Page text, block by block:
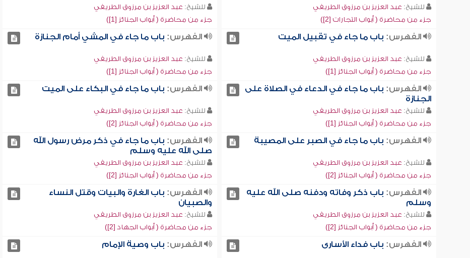
للشيخ: عبد العزيز بن مرزوق الطريفي
جزء من محاضرة ( أبواب التجارات [2])
للشيخ: عبد العزيز بن مرزوق الطريفي
جزء من محاضرة ( أبواب الجنائز [1])
الفهرس: باب ما جاء في تقبيل الميت
للشيخ: عبد العزيز بن مرزوق الطريفي
جزء من محاضرة ( أبواب الجنائز [1])
الفهرس: باب ما جاء في المشي أمام الجنازة
للشيخ: عبد العزيز بن مرزوق الطريفي
جزء من محاضرة ( أبواب الجنائز [1])
الفهرس: باب ما جاء في الدعاء في الصلاة على
الجنازة
للشيخ: عبد العزيز بن مرزوق الطريفي
جزء من محاضرة ( أبواب الجنائز [1])
الفهرس: باب ما جاء في البكاء على الميت
للشيخ: عبد العزيز بن مرزوق الطريفي
جزء من محاضرة ( أبواب الجنائز [2])
الفهرس: باب ما جاء في الصبر على المصيبة
للشيخ: عبد العزيز بن مرزوق الطريفي
جزء من محاضرة ( أبواب الجنائز [2])
الفهرس: باب ما جاء في ذكر مرض رسول الله
صلى الله عليه وسلم
للشيخ: عبد العزيز بن مرزوق الطريفي
جزء من محاضرة ( أبواب الجنائز [2])
الفهرس: باب ذكر وفاته ودفنه صلى الله عليه
وسلم
للشيخ: عبد العزيز بن مرزوق الطريفي
جزء من محاضرة ( أبواب الجنائز [2])
الفهرس: باب الغارة والبيات وقتل النساء
والصبيان
للشيخ: عبد العزيز بن مرزوق الطريفي
جزء من محاضرة ( أبواب الجهاد [2])
الفهرس: باب فداء الأسارى الفهرس: باب وصية الإمام